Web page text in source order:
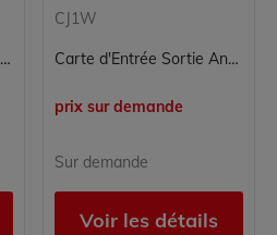
Automate Programmable OMRON CJ1M-CPU23 pour Contrôle Industriel
CJ1W
Carte d'Entrée Sortie Analogique CJ1WTS561 OMRON pour Contrôle Commande Industriel
prix sur demande
Sur demande
Voir les détails